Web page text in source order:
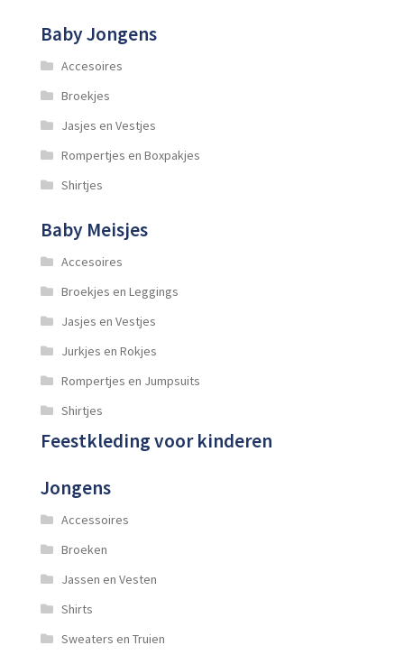
Baby Jongens
Accesoires
Broekjes
Jasjes en Vestjes
Rompertjes en Boxpakjes
Shirtjes
Baby Meisjes
Accesoires
Broekjes en Leggings
Jasjes en Vestjes
Jurkjes en Rokjes
Rompertjes en Jumpsuits
Shirtjes
Feestkleding voor kinderen
Jongens
Accessoires
Broeken
Jassen en Vesten
Shirts
Sweaters en Truien